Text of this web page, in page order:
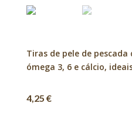
Tiras de pele de
ómega 3, 6 e cálcio,
4,25 €